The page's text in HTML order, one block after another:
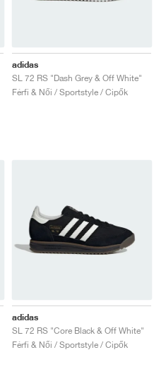
adidas
SL 72 RS "Dash Grey & Off White"
Férfi & Női / Sportstyle / Cipők
adidas
SL 72 RS "Core Black & Off White"
Férfi & Női / Sportstyle / Cipők